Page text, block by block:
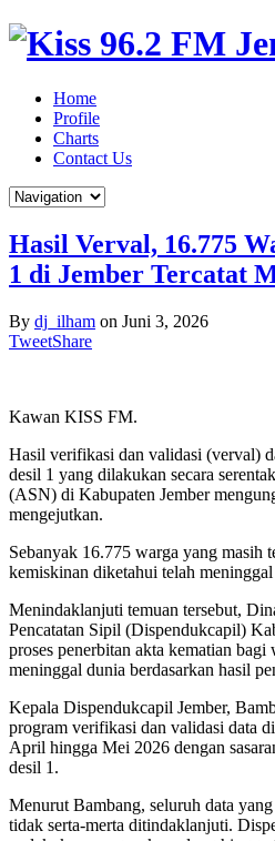
Home
Profile
Charts
Contact Us
Hasil Verval, 16.775
1 di Jember Tercatat
By dj_ilham on Juni 3, 2026
TweetShare
Kawan KISS FM.
Hasil verifikasi dan validasi (verval)
desil 1 yang dilakukan secara
(ASN) di Kabupaten Jember
mengejutkan.
Sebanyak 16.775 warga yang masih
kemiskinan diketahui telah
Menindaklanjuti temuan tersebut,
Pencatatan Sipil (Dispendukcapil)
proses penerbitan akta kematian
meninggal dunia berdasarkan hasil
Kepala Dispendukcapil Jember,
program verifikasi dan validasi data
April hingga Mei 2026 dengan
desil 1.
Menurut Bambang, seluruh data
tidak serta-merta ditindaklanjuti.